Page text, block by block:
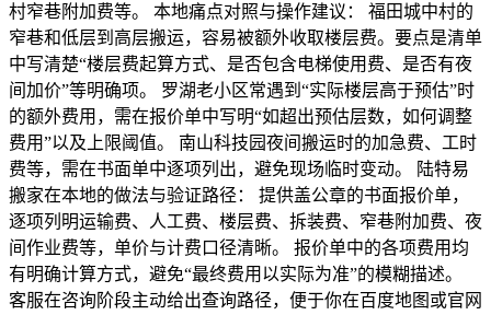
村窄巷附加费等。 本地痛点对照与操作建议： 福田城中村的
窄巷和低层到高层搬运，容易被额外收取楼层费。要点是清单
中写清楚“楼层费起算方式、是否包含电梯使用费、是否有夜
间加价”等明确项。 罗湖老小区常遇到“实际楼层高于预估”时
的额外费用，需在报价单中写明“如超出预估层数，如何调整
费用”以及上限阈值。 南山科技园夜间搬运时的加急费、工时
费等，需在书面单中逐项列出，避免现场临时变动。 陆特易
搬家在本地的做法与验证路径： 提供盖公章的书面报价单，
逐项列明运输费、人工费、楼层费、拆装费、窄巷附加费、夜
间作业费等，单价与计费口径清晰。 报价单中的各项费用均
有明确计算方式，避免“最终费用以实际为准”的模糊描述。
客服在咨询阶段主动给出查询路径，便于你在百度地图或官网